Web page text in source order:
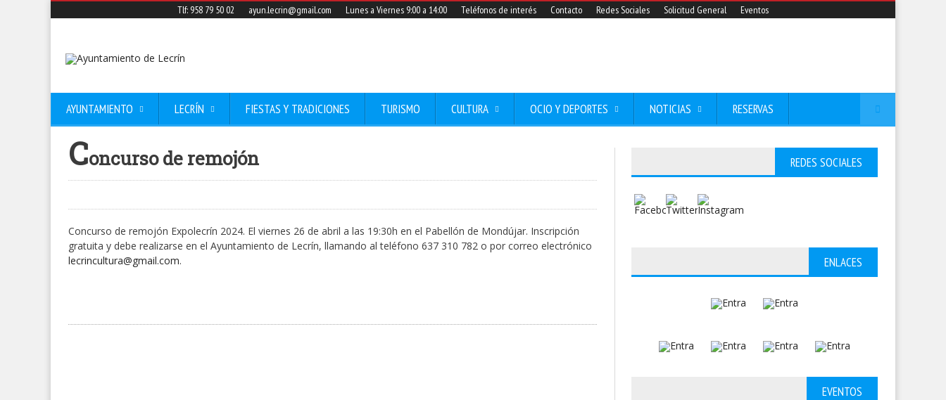
Tlf: 958 79 50 02 ayun.lecrin@gmail.com Lunes a Viernes 9:00 a 14:00 Teléfonos de interés Contacto Redes Sociales Solicitud General Eventos
AYUNTAMIENTO LECRÍN FIESTAS Y TRADICIONES TURISMO CULTURA OCIO Y DEPORTES NOTICIAS RESERVAS
Concurso de remojón
Concurso de remojón Expolecrín 2024. El viernes 26 de abril a las 19:30h en el Pabellón de Mondújar. Inscripción
gratuita y debe realizarse en el Ayuntamiento de Lecrín, llamando al teléfono 637 310 782 o por correo electrónico
lecrincultura@gmail.com.
REDES SOCIALES
ENLACES
EVENTOS